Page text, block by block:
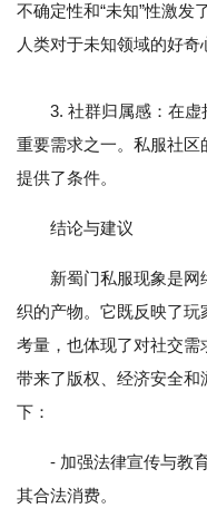
不确定性和“未知”性激发
人类对于未知领域的好奇
3. 社群归属感：在虚
重要需求之一。私服社区
提供了条件。
结论与建议
新蜀门私服现象是
织的产物。它既反映了
考量，也体现了对社交
带来了版权、经济安全
下：
- 加强法律宣传与教
其合法消费。